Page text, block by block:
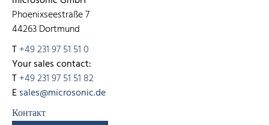
Phoenixseestraße 7
44263 Dortmund
T+49 231 97 51 51 0
Your sales contact:
T+49 231 97 51 51 82
Esales@microsonic.de
Контакт